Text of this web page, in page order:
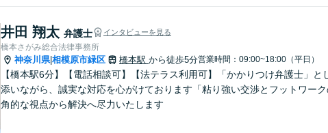
井田 翔太 弁護士 インタビューを見る
橋本さがみ総合法律事務所
神奈川県|相模原市緑区 橋本駅 から徒歩5分営業時間：09:00~18:00（平日）
【橋本駅6分】【電話相談可】【法テラス利用可】「かかりつけ弁護士」
添いながら、誠実な対応を心がけております「粘り強い交渉とフットワー
角的な視点から解決へ尽力いたします